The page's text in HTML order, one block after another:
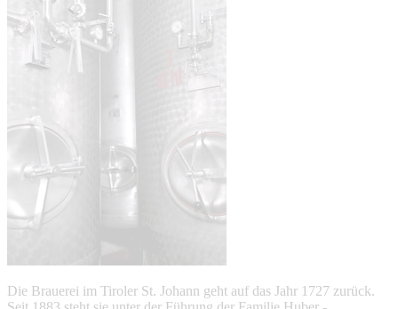
Die Brauerei im Tiroler St. Johann geht auf das Jahr 1727 zurück.